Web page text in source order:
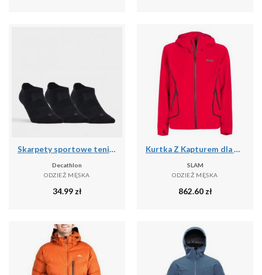
Skarpety sportowe tenis RS500 Lowedge niskie 3 pary
Decathlon
ODZIEŻ MĘSKA
34.99 zł
Kurtka Z Kapturem dla dorosłych Slam Act
SLAM
ODZIEŻ MĘSKA
862.60 zł